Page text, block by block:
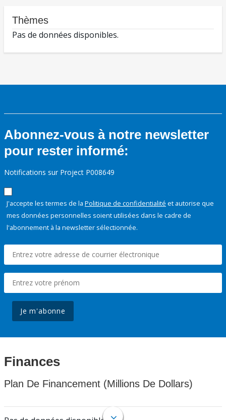
Thèmes
Pas de données disponibles.
Abonnez-vous à notre newsletter
pour rester informé:
Notifications sur Project P008649
J'accepte les termes de la Politique de confidentialité et autorise que
mes données personnelles soient utilisées dans le cadre de
l'abonnement à la newsletter sélectionnée.
Je m'abonne
Finances
Plan De Financement (Millions De Dollars)